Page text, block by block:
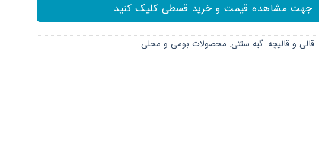
جهت مشاهده قیمت و خرید قسطی کلیک کنید
, قالی و قالیچه, گبه سنتی, محصولات بومی و محلی